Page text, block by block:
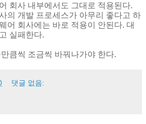
회사 내부에서도 그대로 적용된다.
의 개발 프로세스가 아무리 좋다고 하
어 회사에는 바로 적용이 안된다. 대
실패한다.
큼씩 조금씩 바꿔나가야 한다.
댓글 없음: